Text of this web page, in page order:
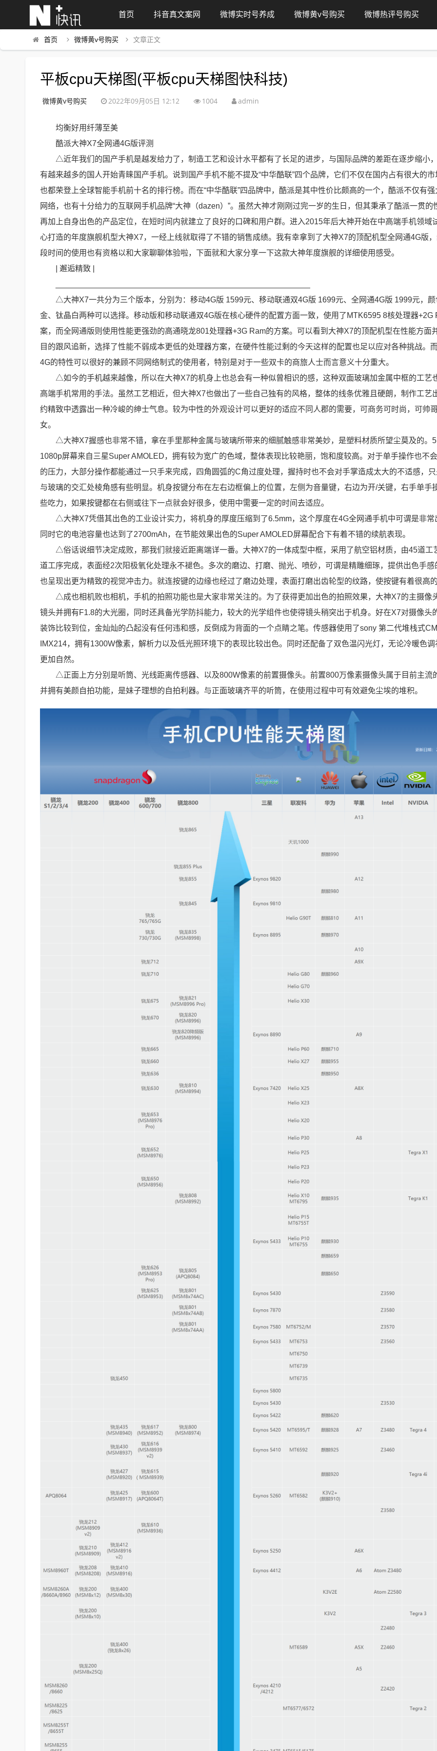
首页 抖音真文案网 微博实时号养成 微博黄v号购买 微博热评号购买
首页 微博黄v号购买 文章正文
平板cpu天梯图(平板cpu天梯图快科技)
微博黄v号购买 2022年09月05日 12:12 1004 admin
均衡好用纤薄至美
酷派大神X7全网通4G版评测
△近年我们的国产手机是越发给力了，制造工艺和设计水平都有了长足的进步，与国际品牌的差距在逐步缩小
有越来越多的国人开始青睐国产手机。说到国产手机不能不提及“中华酷联”四个品牌，它们不仅在国内占有很大的
也都荣登上全球智能手机前十名的排行榜。而在“中华酷联”四品牌中，酷派是其中性价比颇高的一个，酷派不仅有
网络，也有十分给力的互联网手机品牌“大神（dazen）”。虽然大神才刚刚过完一岁的生日，但其秉承了酷派一贯的
再加上自身出色的产品定位，在短时间内就建立了良好的口碑和用户群。进入2015年后大神开始在中高端手机领域
心打造的年度旗舰机型大神X7，一经上线就取得了不错的销售成绩。我有幸拿到了大神X7的顶配机型全网通4G版
段时间的使用也有资格以和大家聊聊体验啦，下面就和大家分享一下这款大神年度旗舰的详细使用感受。
| 邂逅精致 |
△大神X7一共分为三个版本，分别为：移动4G版 1599元、移动联通双4G版 1699元、全网通4G版 1999元，
金、钛晶白两种可以选择。移动版和移动联通双4G版在核心硬件的配置方面一致，使用了MTK6595 8核处理器+2G
案，而全网通版则使用性能更强劲的高通晓龙801处理器+3G Ram的方案。可以看到大神X7的顶配机型在性能方面
目的跟风追新，选择了性能不弱成本更低的处理器方案，在硬件性能过剩的今天这样的配置也足以应对各种挑战。
4G的特性可以很好的兼顾不同网络制式的使用者，特别是对于一些双卡的商旅人士而言意义十分重大。
△如今的手机越来越像，所以在大神X7的机身上也总会有一种似曾相识的感，这种双面玻璃加金属中框的工艺
高端手机常用的手法。虽然工艺相近，但大神X7也做出了一些自己独有的风格，整体的线条优雅且硬朗，制作工艺
约精致中透露出一种冷峻的绅士气息。较为中性的外观设计可以更好的适应不同人郡的需要，可商务可时尚，可帅
女。
△大神X7握感也非常不错，拿在手里那种金属与玻璃所带来的细腻触感非常美妙，是塑料材质所望尘莫及的。
1080p屏幕来自三星Super AMOLED，拥有较为宽广的色域，整体表现比较艳丽，饱和度较高。对于单手操作也不
的压力，大部分操作都能通过一只手来完成，四角圆弧的C角过度处理，握持时也不会对手掌造成太大的不适感，
与玻璃的交汇处棱角感有些明显。机身按键分布在左右边框偏上的位置，左侧为音量键，右边为开/关键，右手单手
些吃力，如果按键都在右侧或往下一点就会好很多，使用中需要一定的时间去适应。
△大神X7凭借其出色的工业设计实力，将机身的厚度压缩到了6.5mm，这个厚度在4G全网通手机中可谓是非常
同时它的电池容量也达到了2700mAh，在节能效果出色的Super AMOLED屏幕配合下有着不错的续航表现。
△俗话说细节决定成败，那我们就接近距离端详一番。大神X7的一体成型中框，采用了航空铝材质，由45道工
道工序完成，表面经2次阳极氧化处理永不褪色。多次的磨边、打磨、抛光、喷砂，可谓是精雕细琢，提供出色手感
也呈现出更为精致的视觉冲击力。就连按键的边缘也经过了磨边处理，表面打磨出齿轮型的纹路，使按键有着很高
△成也相机败也相机，手机的拍照功能也是大家非常关注的。为了获得更加出色的拍照效果，大神X7的主摄像
镜头并拥有F1.8的大光圈，同时还具备光学防抖能力，较大的光学组件也使得镜头稍突出于机身。好在X7对摄像头
装饰比较到位，金灿灿的凸起没有任何违和感，反倒成为背面的一个点睛之笔。传感器使用了sony 第二代堆栈式
IMX214，拥有1300W像素，解析力以及低光照环境下的表现比较出色。同时还配备了双色温闪光灯，无论冷暖色
更加自然。
△正面上方分别是听筒、光线距离传感器、以及800W像素的前置摄像头。前置800万像素摄像头属于目前主流
并拥有美颜自拍功能，是妹子理想的自拍利器。与正面玻璃齐平的听筒，在使用过程中可有效避免尘埃的堆积。